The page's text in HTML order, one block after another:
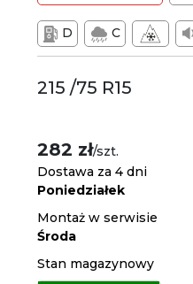
D C
215 /75 R15
282 zł/szt.
Dostawa za 4 dni
Poniedziałek
Montaż w serwisie
Środa
Stan magazynowy